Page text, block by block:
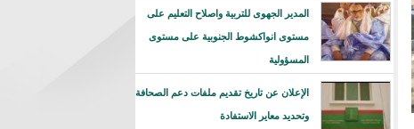
المدير الجهوى للتربية واصلاح التعليم على
مستوى انواكشوط الجنوبية على مستوى
المسؤولية
الإعلان عن تاريخ تقديم ملفات دعم الصحافة
وتحديد معاير الاستفادة